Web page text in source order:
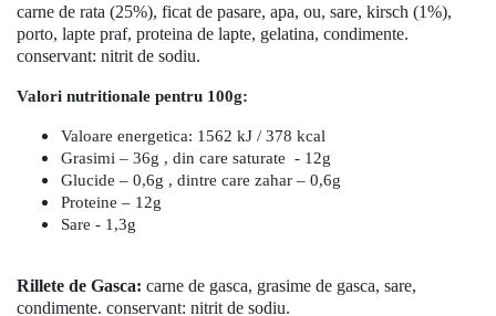
carne de rata (25%), ficat de pasare, apa, ou, sare, kirsch (1%),
porto, lapte praf, proteina de lapte, gelatina, condimente.
conservant: nitrit de sodiu.
Valori nutritionale pentru 100g:
Valoare energetica: 1562 kJ / 378 kcal
Grasimi – 36g , din care saturate - 12g
Glucide – 0,6g , dintre care zahar – 0,6g
Proteine – 12g
Sare - 1,3g
Rillete de Gasca: carne de gasca, grasime de gasca, sare,
condimente. conservant: nitrit de sodiu.